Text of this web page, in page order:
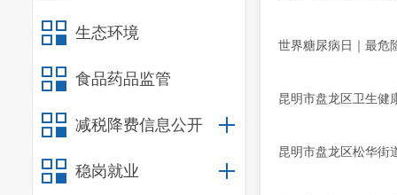
生态环境
食品药品监管
减税降费信息公开
稳岗就业
世界糖尿病日｜最危
昆明市盘龙区卫生健
昆明市盘龙区松华街